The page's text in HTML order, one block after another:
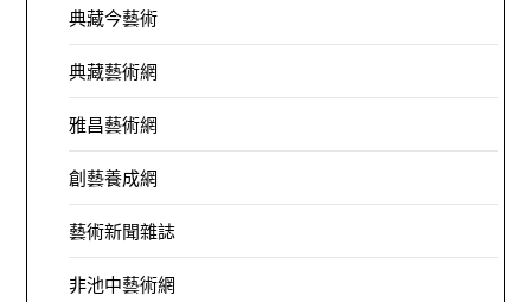
典藏今藝術
典藏藝術網
雅昌藝術網
創藝養成網
藝術新聞雜誌
非池中藝術網